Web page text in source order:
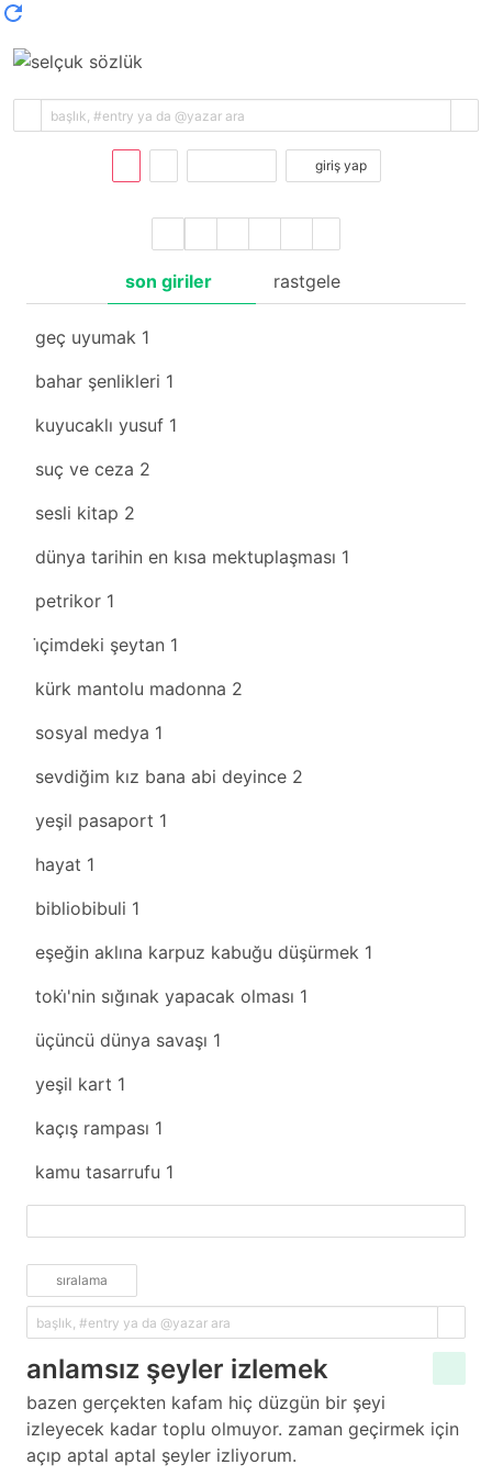
giriş yap
son giriler rastgele
geç uyumak 1
bahar şenlikleri 1
kuyucaklı yusuf 1
suç ve ceza 2
sesli kitap 2
dünya tarihin en kısa mektuplaşması 1
petrikor 1
i̇çimdeki şeytan 1
kürk mantolu madonna 2
sosyal medya 1
sevdiğim kız bana abi deyince 2
yeşil pasaport 1
hayat 1
bibliobibuli 1
eşeğin aklına karpuz kabuğu düşürmek 1
toki̇'nin sığınak yapacak olması 1
üçüncü dünya savaşı 1
yeşil kart 1
kaçış rampası 1
kamu tasarrufu 1
sıralama
anlamsız şeyler izlemek
bazen gerçekten kafam hiç düzgün bir şeyi
izleyecek kadar toplu olmuyor. zaman geçirmek için
açıp aptal aptal şeyler izliyorum.